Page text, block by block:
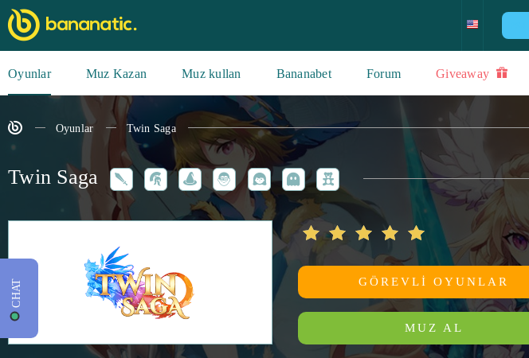
Oyunlar Muz Kazan Muz kullan Bananabet Forum Giveaway
Oyunlar Twin Saga
Twin Saga
GÖREVLI OYUNLAR
MUZ AL
CHAT